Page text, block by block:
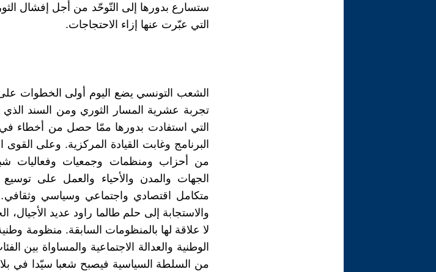
ستسارع بدورها إلى التّوحّد من أجل إفشال
التي عبّرت عنها إزاء الاحتجاجات.
الشعب التونسي يضع اليوم أولى الخطوات
تجربة عشرية المسار الثوري ومن السند الذي
التي استفادت بدورها ممّا حصل من أخطاء
البرنامج وغابت القيادة المركزية. وعلى القوى
من أحزاب ومنظمات وجمعيات وفعاليات
الجهات والمدن والأحياء والعمل على توسيع
متكامل اقتصادي واجتماعي وسياسي
والاستجابة إلى حلم طالما راود عديد
لا علاقة لها بالمنظومات السابقة. منظومة
الوطنية والعدالة الاجتماعية والمساواة بين
من السلطة السياسية فيصبح شعبا سيّدا في